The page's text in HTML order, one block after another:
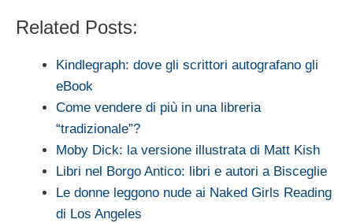
Related Posts:
Kindlegraph: dove gli scrittori autografano gli
eBook
Come vendere di più in una libreria
“tradizionale”?
Moby Dick: la versione illustrata di Matt Kish
Libri nel Borgo Antico: libri e autori a Bisceglie
Le donne leggono nude ai Naked Girls Reading
di Los Angeles